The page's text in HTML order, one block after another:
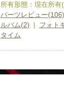
所有形態：現在所有
パーツレビュー(106)
ルバム(2) | フォト
タイム